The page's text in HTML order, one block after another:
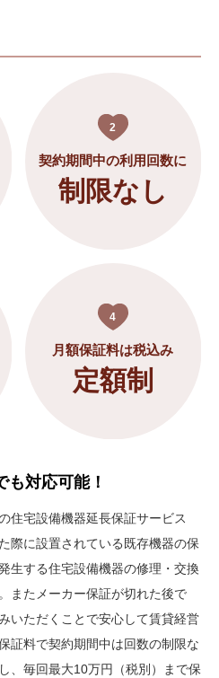
2
契約期間中の利用回数に
制限なし
4
月額保証料は税込み
定額制
対応可能！
住宅設備機器延長保証サービス
際に設置されている既存機器の保
生する住宅設備機器の修理・交換
またメーカー保証が切れた後で
いただくことで安心して賃貸経営
証料で契約期間中は回数の制限な
、毎回最大10万円（税別）まで保